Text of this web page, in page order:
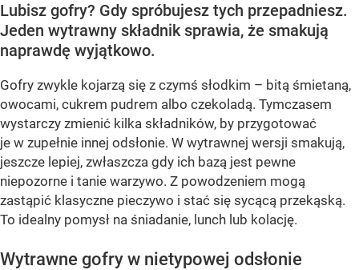
Lubisz gofry? Gdy spróbujesz tych przepadniesz.
Jeden wytrawny składnik sprawia, że smakują
naprawdę wyjątkowo.
Gofry zwykle kojarzą się z czymś słodkim – bitą śmietaną,
owocami, cukrem pudrem albo czekoladą. Tymczasem
wystarczy zmienić kilka składników, by przygotować
je w zupełnie innej odsłonie. W wytrawnej wersji smakują,
jeszcze lepiej, zwłaszcza gdy ich bazą jest pewne
niepozorne i tanie warzywo. Z powodzeniem mogą
zastąpić klasyczne pieczywo i stać się sycącą przekąską.
To idealny pomysł na śniadanie, lunch lub kolację.
Wytrawne gofry w nietypowej odsłonie